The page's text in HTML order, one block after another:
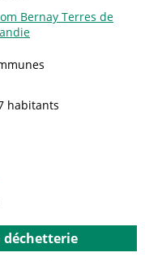
Bernay Terres de
habitants
déchetterie